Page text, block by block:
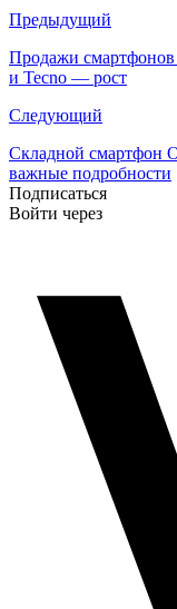
Навигация
по
записям
Предыдущий
Продажи смартфонов
и Tecno — рост
Следующий
Складной смартфон
важные подробности
Подписаться
Войти через